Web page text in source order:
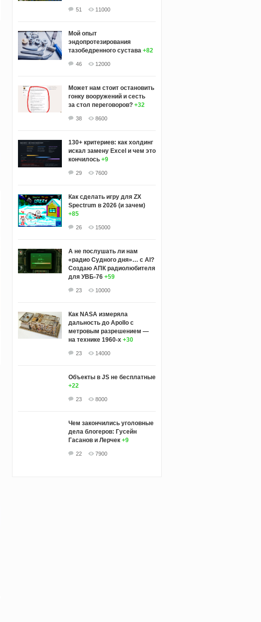
51 11000
Мой опыт
эндопротезирования
тазобедренного сустава +82
46 12000
Может нам стоит остановить
гонку вооружений и сесть
за стол переговоров? +32
38 8600
130+ критериев: как холдинг
искал замену Excel и чем это
кончилось +9
29 7600
Как сделать игру для ZX
Spectrum в 2026 (и зачем)
+85
26 15000
А не послушать ли нам
«радио Судного дня»… с AI?
Создаю АПК радиолюбителя
для УВБ-76 +59
23 10000
Как NASA измеряла
дальность до Apollo с
метровым разрешением —
на технике 1960-х +30
23 14000
Объекты в JS не бесплатные
+22
23 8000
Чем закончились уголовные
дела блогеров: Гусейн
Гасанов и Лерчек +9
22 7900